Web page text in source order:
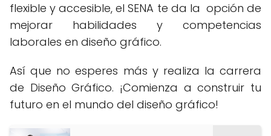
flexible y accesible, el SENA te da la opción de
mejorar habilidades y competencias
laborales en diseño gráfico.
Así que no esperes más y realiza la carrera
de Diseño Gráfico. ¡Comienza a construir tu
futuro en el mundo del diseño gráfico!